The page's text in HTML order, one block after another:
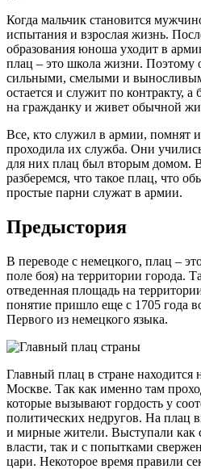
Когда мальчик становится
испытания и взрослая жизнь.
образования юноша уходит в
плац – это школа жизни. Поэтому
сильными, смелыми и
остается и служит по контракту,
на гражданку и живет обычной
Все, кто служил в армии, помнят
проходила их служба. Они
для них плац был вторым домом.
разберемся, что такое плац, что
простые парни служат в армии.
Предыстория
В переводе с немецкого, плац –
поле боя) на территории города.
отведенная площадь на
понятие пришло еще с 1705 года
Первого из немецкого языка.
Главный плац в стране
Москве. Так как именно там
которые вызывают гордость у
политических недругов. На плац
и мирные жители. Выступали как
власти, так и с попытками
цари. Некоторое время правили